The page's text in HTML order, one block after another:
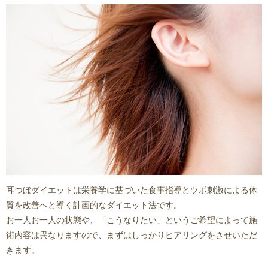
耳つぼダイエットは栄養学に基づいた食事指導とツボ刺激による体
質を改善へと導く計画的なダイエット法です。
お一人お一人の状態や、「こうなりたい」というご希望によって施
術内容は異なりますので、まずはしっかりヒアリングをさせいただ
きます。